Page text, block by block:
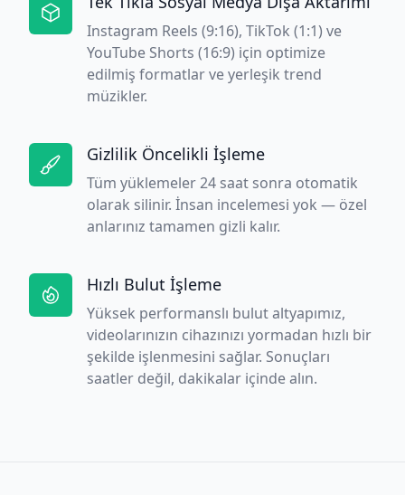
Instagram Reels (9:16), TikTok (1:1) ve
YouTube Shorts (16:9) için optimize
edilmiş formatlar ve yerleşik trend
müzikler.
Gizlilik Öncelikli İşleme
Tüm yüklemeler 24 saat sonra otomatik
olarak silinir. İnsan incelemesi yok — özel
anlarınız tamamen gizli kalır.
Hızlı Bulut İşleme
Yüksek performanslı bulut altyapımız,
videolarınızın cihazınızı yormadan hızlı bir
şekilde işlenmesini sağlar. Sonuçları
saatler değil, dakikalar içinde alın.